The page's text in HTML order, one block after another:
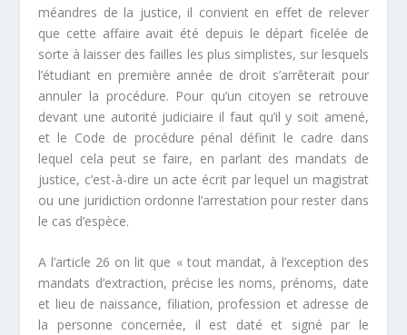
méandres de la justice, il convient en effet de relever
que cette affaire avait été depuis le départ ficelée de
sorte à laisser des failles les plus simplistes, sur lesquels
l’étudiant en première année de droit s’arrêterait pour
annuler la procédure. Pour qu’un citoyen se retrouve
devant une autorité judiciaire il faut qu’il y soit amené,
et le Code de procédure pénal définit le cadre dans
lequel cela peut se faire, en parlant des mandats de
justice, c’est-à-dire un acte écrit par lequel un magistrat
ou une juridiction ordonne l’arrestation pour rester dans
le cas d’espèce.
A l’article 26 on lit que « tout mandat, à l’exception des
mandats d’extraction, précise les noms, prénoms, date
et lieu de naissance, filiation, profession et adresse de
la personne concernée, il est daté et signé par le